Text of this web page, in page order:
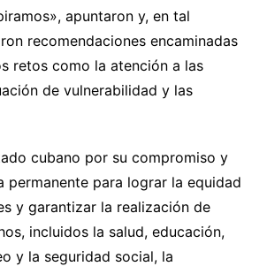
apuntaron y, en tal
recomendaciones encaminadas
retos como la atención a las
de vulnerabilidad y las
cubano por su compromiso y
permanente para lograr la equidad
y garantizar la realización de
incluidos la salud, educación,
y la seguridad social, la